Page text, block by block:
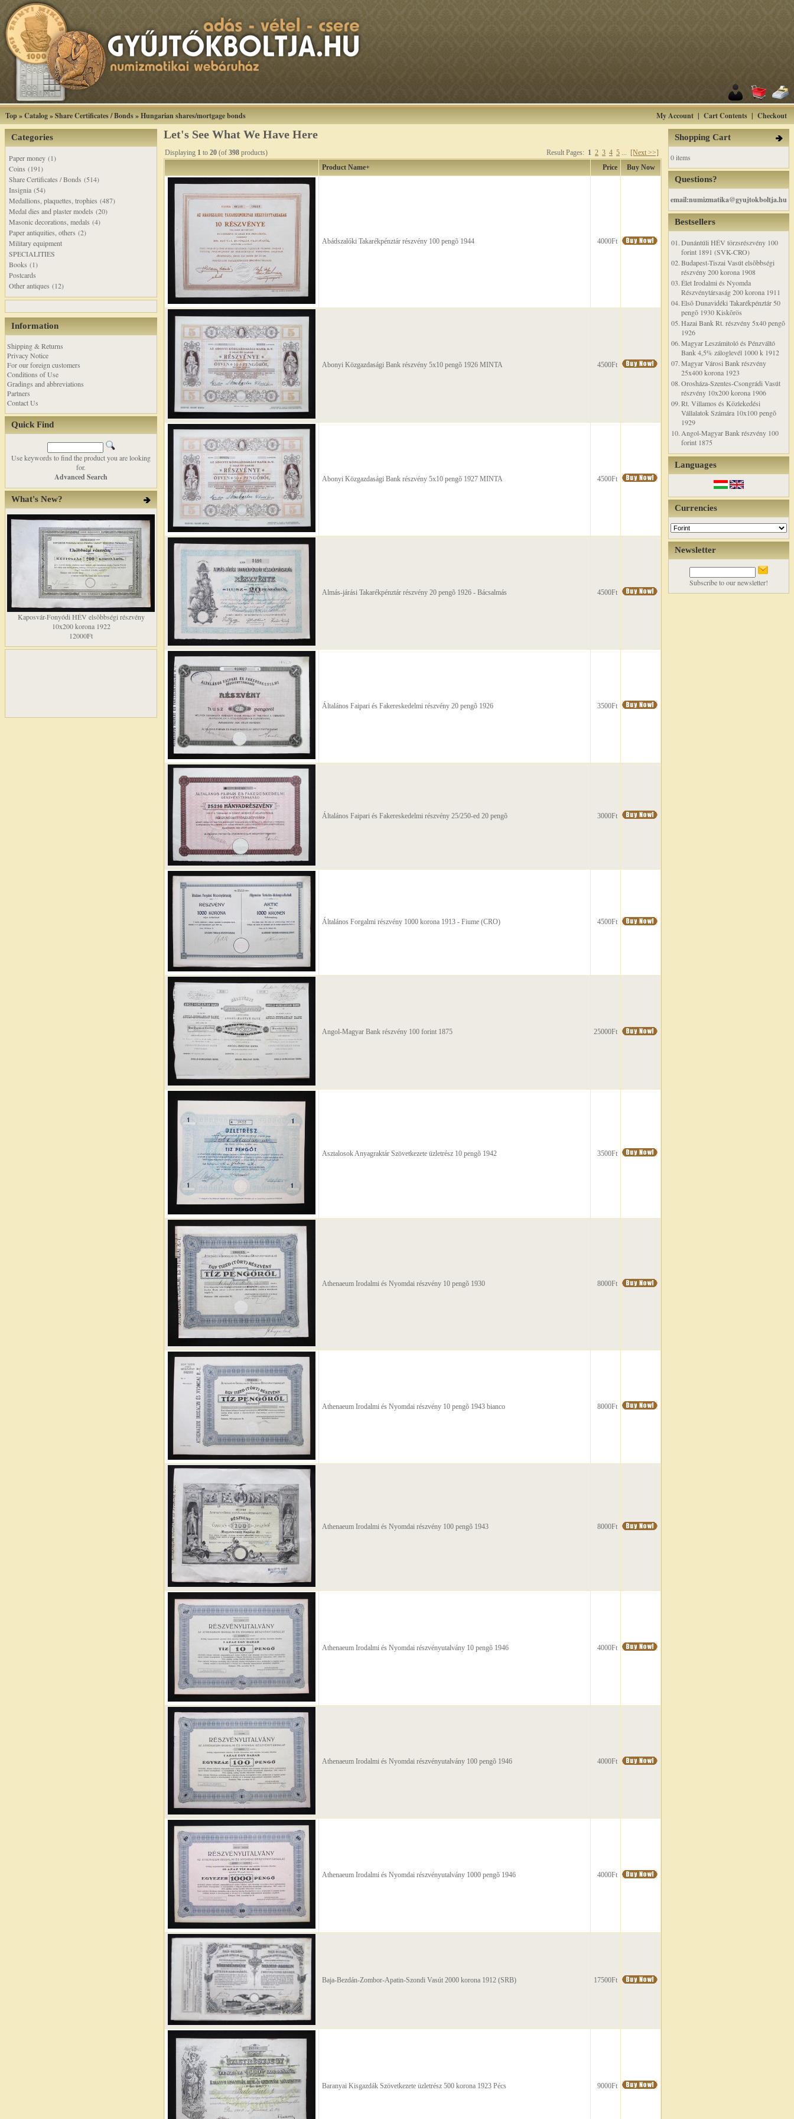
Top»Catalog»Share Certificates / Bonds»Hungarian shares/mortgage bonds My Account | Cart Contents | Checkout
Categories
Paper money (1)
Coins (191)
Share Certificates / Bonds (514)
Insignia (54)
Medallions, plaquettes, trophies (487)
Medal dies and plaster models (20)
Masonic decorations, medals (4)
Paper antiquities, others (2)
Military equipment
SPECIALITIES
Books (1)
Postcards
Other antiques (12)
Information
Shipping & Returns
Privacy Notice
For our foreign customers
Conditions of Use
Gradings and abbreviations
Partners
Contact Us
Quick Find
Use keywords to find the product you are looking
for.
Advanced Search
What's New?
Kaposvár-Fonyódi HÉV elsõbbségi részvény
10x200 korona 1922
12000Ft
Let's See What We Have Here
Displaying 1 to 20 (of 398 products) Result Pages: 1 2 3 4 5 ...
[Next >>]
Product Name+
Price Buy Now
Abádszalóki Takarékpénztár részvény 100 pengõ 1944 4000Ft
Abonyi Közgazdasági Bank részvény 5x10 pengõ 1926 MINTA 4500Ft
Abonyi Közgazdasági Bank részvény 5x10 pengõ 1927 MINTA 4500Ft
Almás-járási Takarékpénztár részvény 20 pengõ 1926 - Bácsalmás 4500Ft
Általános Faipari és Fakereskedelmi részvény 20 pengõ 1926 3500Ft
Általános Faipari és Fakereskedelmi részvény 25/250-ed 20 pengõ 3000Ft
Általános Forgalmi részvény 1000 korona 1913 - Fiume (CRO) 4500Ft
Angol-Magyar Bank részvény 100 forint 1875 25000Ft
Asztalosok Anyagraktár Szövetkezete üzletrész 10 pengõ 1942 3500Ft
Athenaeum Irodalmi és Nyomdai részvény 10 pengõ 1930 8000Ft
Athenaeum Irodalmi és Nyomdai részvény 10 pengõ 1943 bianco 8000Ft
Athenaeum Irodalmi és Nyomdai részvény 100 pengõ 1943 8000Ft
Athenaeum Irodalmi és Nyomdai részvényutalvány 10 pengõ 1946 4000Ft
Athenaeum Irodalmi és Nyomdai részvényutalvány 100 pengõ 1946 4000Ft
Athenaeum Irodalmi és Nyomdai részvényutalvány 1000 pengõ 1946 4000Ft
Baja-Bezdán-Zombor-Apatin-Szondi Vasút 2000 korona 1912 (SRB) 17500Ft
Baranyai Kisgazdák Szövetkezete üzletrész 500 korona 1923 Pécs 9000Ft
Shopping Cart
0 items
Questions?
email:numizmatika@gyujtokboltja.hu
Bestsellers
01.Dunántúli HÉV törzsrészvény 100
forint 1891 (SVK-CRO)
02.Budapest-Tiszai Vasút elsõbbségi
részvény 200 korona 1908
03.Élet Irodalmi és Nyomda
Részvénytársaság 200 korona 1911
04.Elsõ Dunavidéki Takarékpénztár 50
pengõ 1930 Kiskõrös
05.Hazai Bank Rt. részvény 5x40 pengõ
1926
06.Magyar Leszámitoló és Pénzváltó
Bank 4,5% záloglevél 1000 k 1912
07.Magyar Városi Bank részvény
25x400 korona 1923
08.Orosháza-Szentes-Csongrádi Vasút
részvény 10x200 korona 1906
09.Rt. Villamos és Közlekedési
Vállalatok Számára 10x100 pengõ
1929
10. Angol-Magyar Bank részvény 100
forint 1875
Languages
Currencies
Newsletter
Subscribe to our newsletter!